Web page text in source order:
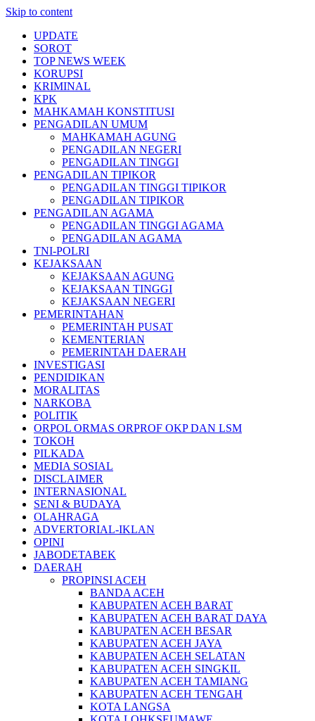
Skip to content
UPDATE
SOROT
TOP NEWS WEEK
KORUPSI
KRIMINAL
KPK
MAHKAMAH KONSTITUSI
PENGADILAN UMUM
MAHKAMAH AGUNG
PENGADILAN NEGERI
PENGADILAN TINGGI
PENGADILAN TIPIKOR
PENGADILAN TINGGI TIPIKOR
PENGADILAN TIPIKOR
PENGADILAN AGAMA
PENGADILAN TINGGI AGAMA
PENGADILAN AGAMA
TNI-POLRI
KEJAKSAAN
KEJAKSAAN AGUNG
KEJAKSAAN TINGGI
KEJAKSAAN NEGERI
PEMERINTAHAN
PEMERINTAH PUSAT
KEMENTERIAN
PEMERINTAH DAERAH
INVESTIGASI
PENDIDIKAN
MORALITAS
NARKOBA
POLITIK
ORPOL ORMAS ORPROF OKP DAN LSM
TOKOH
PILKADA
MEDIA SOSIAL
DISCLAIMER
INTERNASIONAL
SENI & BUDAYA
OLAHRAGA
ADVERTORIAL-IKLAN
OPINI
JABODETABEK
DAERAH
PROPINSI ACEH
BANDA ACEH
KABUPATEN ACEH BARAT
KABUPATEN ACEH BARAT DAYA
KABUPATEN ACEH BESAR
KABUPATEN ACEH JAYA
KABUPATEN ACEH SELATAN
KABUPATEN ACEH SINGKIL
KABUPATEN ACEH TAMIANG
KABUPATEN ACEH TENGAH
KOTA LANGSA